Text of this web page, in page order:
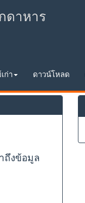
ดาหาร
ก่า ดาวน์โหลด
ถึงข้อมูล